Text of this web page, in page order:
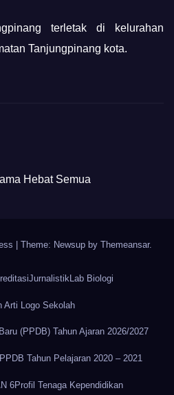
terletak di kelurahan
Tanjungpinang kota.
Hebat Semua
Theme: Newsup by Themeansar.
Jurnalistik Lab Biologi
Arti Logo Sekolah
(PPDB) Tahun Ajaran 2026/2027
PPDB Tahun Pelajaran 2020 – 2021
6Profil Tenaga Kependidikan